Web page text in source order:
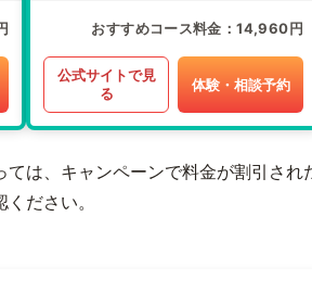
おすすめコース料金 14,960円
公式サイトで見
る
体験・相談予約
は、キャンペーンで料金が割引され
ださい。